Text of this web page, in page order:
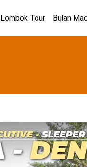
Lombok Tour Bulan